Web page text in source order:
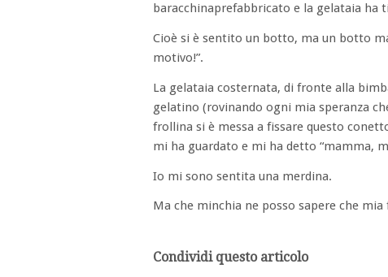
baracchinaprefabbricato e la gelataia ha
Cioè si è sentito un botto, ma un botto
motivo!”.
La gelataia costernata, di fronte alla
gelatino (rovinando ogni mia speranza
frollina si è messa a fissare questo
mi ha guardato e mi ha detto “mamma,
Io mi sono sentita una merdina.
Ma che minchia ne posso sapere che
Condividi questo articolo